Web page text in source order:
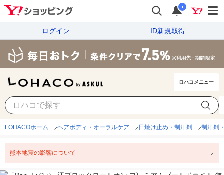
i
ログイン ID新規取得
ロハコメニュー
LOHACOホーム ヘアボディ・オーラルケア 日焼け止め・制汗剤 制汗剤
熊本地震の影響について